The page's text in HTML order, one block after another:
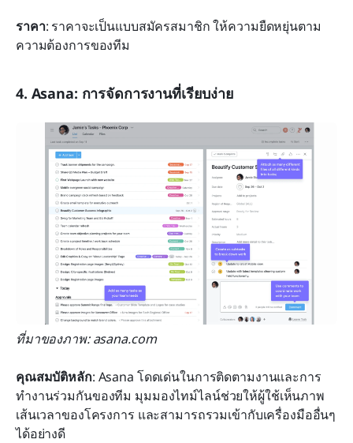
ราคา: ราคาจะเป็นแบบสมัครสมาชิก ให้ความยืดหยุ่นตาม
ความต้องการของทีม
4. Asana: การจัดการงานที่เรียบง่าย
ที่มาของภาพ: asana.com
คุณสมบัติหลัก: Asana โดดเด่นในการติดตามงานและการ
ทำงานร่วมกันของทีม มุมมองไทม์ไลน์ช่วยให้ผู้ใช้เห็นภาพ
เส้นเวลาของโครงการ และสามารถรวมเข้ากับเครื่องมืออื่นๆ
ได้อย่างดี